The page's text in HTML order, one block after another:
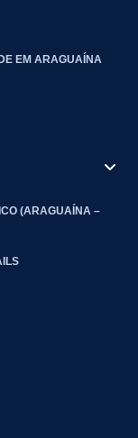
EM ARAGUAÍNA
(ARAGUAÍNA –